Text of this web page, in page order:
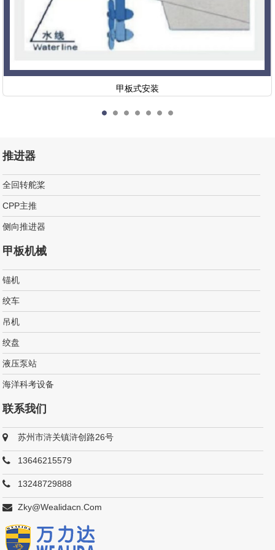
甲板式安装
推进器
全回转舵桨
CPP主推
侧向推进器
甲板机械
锚机
绞车
吊机
绞盘
液压泵站
海洋科考设备
联系我们
苏州市浒关镇浒创路26号
13646215579
13248729888
Zky@wealidacn.com